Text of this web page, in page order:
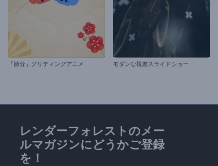
「節分」グリティングアニメ モダンな視差スライドショー
レンダーフォレストのメー
ルマガジンにどうかご登録
を！